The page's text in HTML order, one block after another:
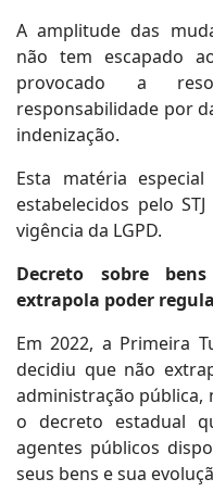
A amplitude das
não tem escapado
provocado a
responsabilidade por
indenização.
Esta matéria
estabelecidos pelo
vigência da LGPD.
Decreto sobre
extrapola poder
Em 2022, a Primeira
decidiu que não
administração pública,
o decreto estadual
agentes públicos
seus bens e sua